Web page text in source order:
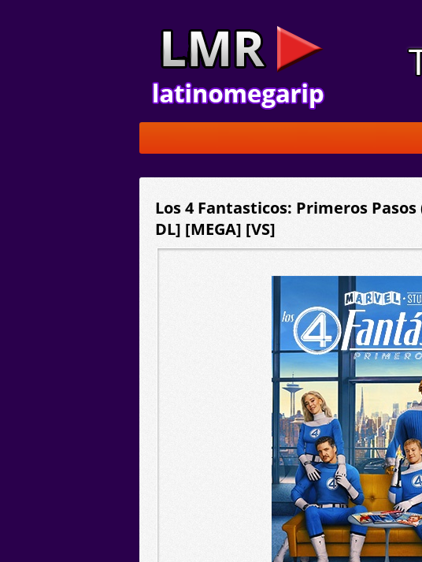
Los 4 Fantasticos: Primeros Pasos
DL] [MEGA] [VS]